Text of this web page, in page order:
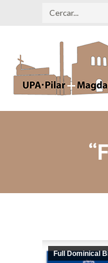
Search:
Full Dominical